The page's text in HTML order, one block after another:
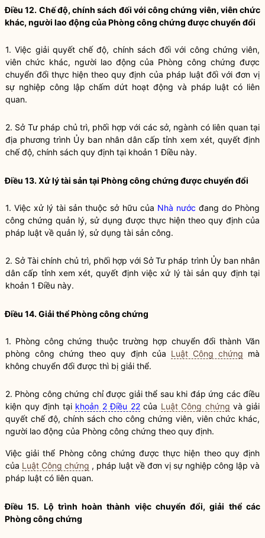
Điều 12. Chế độ, chính sách đối với công chứng viên, viên chức
khác, người lao động của Phòng công chứng được chuyển đổi
1. Việc giải quyết chế độ, chính sách đối với công chứng viên,
viên chức khác, người lao động của Phòng công chứng được
chuyển đổi thực hiện theo quy định của pháp luậtđối với đơn vị
sự nghiệp công lập chấm dứt hoạt động và pháp luật có liên
quan.
2. Sở Tư pháp chủ trì, phối hợp với các sở, ngành có liên quan tại
địa phương trình Ủy ban nhân dân cấp tỉnh xem xét, quyết định
chế độ, chính sách quy định tại khoản 1 Điều này.
Điều 13. Xử lý tài sản tại Phòng công chứng được chuyển đổi
1. Việc xử lý tài sản thuộc sở hữu của Nhà nước đang do Phòng
công chứng quản lý, sử dụng được thực hiện theo quy định của
pháp luật về quản lý, sử dụng tài sản công.
2. Sở Tài chính chủ trì, phối hợp với Sở Tư pháp trình Ủy ban nhân
dân cấp tỉnh xem xét, quyết định việc xử lý tài sản quy định tại
khoản 1 Điều này.
Điều 14. Giải thể Phòng công chứng
1. Phòng công chứng thuộc trường hợp chuyển đổi thành Văn
phòngcông chứng theo quy định của Luật Công chứng mà
không chuyển đổi được thì bị giải thể.
2. Phòng công chứng chỉ được giải thể sau khi đáp ứng các điều
kiện quy định tại khoản 2 Điều 22của Luật Công chứng và giải
quyết chế độ, chính sách cho công chứng viên, viên chức khác,
người lao động của Phòng công chứng theo quy định.
Việc giải thể Phòng công chứng được thực hiện theo quy định
của Luật Công chứng , pháp luật về đơn vị sự nghiệp công lập và
pháp luật có liên quan.
Điều 15. Lộ trình hoàn thành việc chuyển đổi, giải thể các
Phòng công chứng